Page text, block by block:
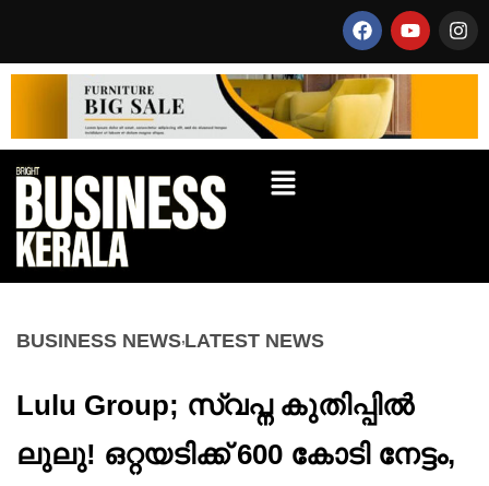
BUSINESS NEWS LATEST NEWS
Lulu Group; സ്വപ്ന കുതിപ്പിൽ
ലുലു! ഒറ്റയടിക്ക് 600 കോടി നേട്ടം,